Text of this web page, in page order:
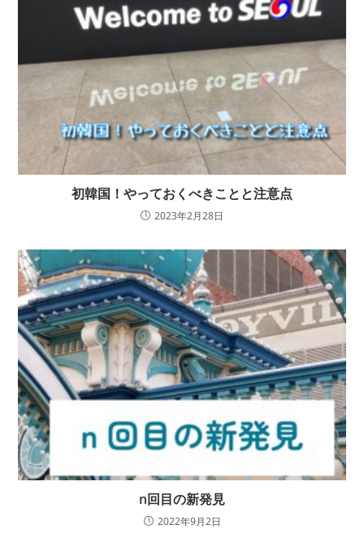
初韓国！やっておくべきことと注意点
2023年2月28日
n回目の新発見
2022年9月2日